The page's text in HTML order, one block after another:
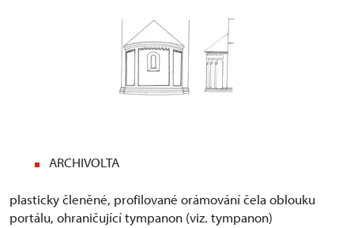
ARCHIVOLTA
plasticky členěné, profilované orámování čela oblouku
portálu, ohraničující tympanon (viz. tympanon)